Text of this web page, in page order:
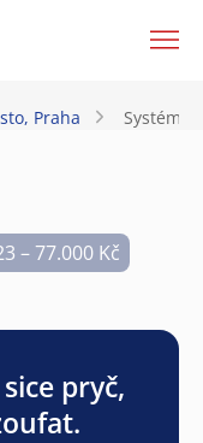
Praha
– 77.000 Kč
pryč,